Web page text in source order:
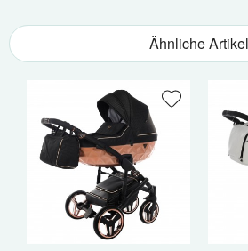
Ähnliche Artikel